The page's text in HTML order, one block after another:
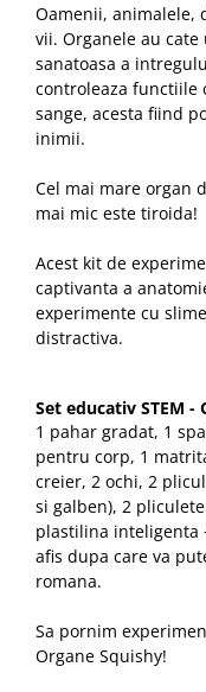
Oamenii, animalele,
vii. Organele au
sanatoasa a
controleaza functiile
sange, acesta fiind
inimii.
Cel mai mare organ
mai mic este tiroida!
Acest kit de
captivanta a
experimente cu
distractiva.
Set educativ STEM
1 pahar gradat, 1
pentru corp, 1
creier, 2 ochi, 2
si galben), 2
plastilina inteligenta
afis dupa care va
romana.
Sa pornim
Organe Squishy!